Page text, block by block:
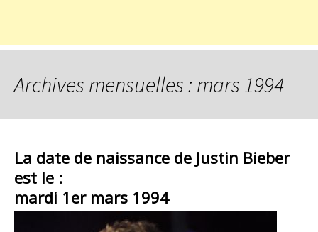
Archives mensuelles : mars 1994
La date de naissance de Justin Bieber
est le :
mardi 1er mars 1994